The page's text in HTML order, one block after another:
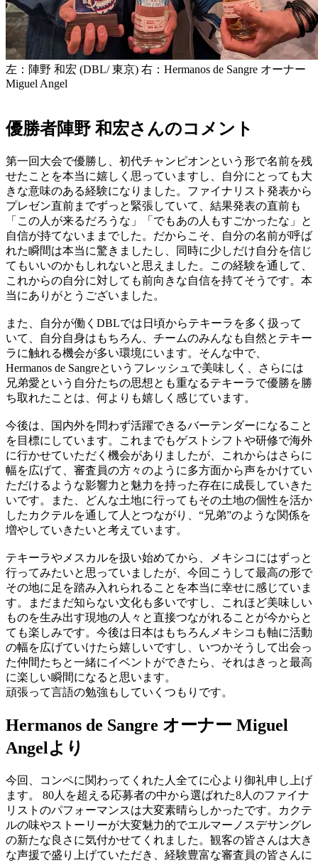
左：陣野 和宏 (DBL/ 東京) 右：Hermanos de Sangre オーナー
Miguel Angel
優勝者陣野 和宏さんのコメント
第一回大会で優勝し、初代チャンピオンという形で名前を残
せたことを本当に嬉しく思っていますし、自分にとっても大
きな意味のある経験になりました。ファイナリスト発表から
プレゼン直前までずっと緊張していて、結果発表の直前も
「この人が来るだろうな」「でもあの人もすごかったな」と
自信が持てないままでした。だからこそ、自分の名前が呼ば
れた瞬間は本当に驚きましたし、同時に少しだけ自分を信じ
てもいいのかもしれないと思えました。この経験を通して、
これからの自分に対しても前向きな自信を持てそうです。本
当にありがとうございました。
また、自分が働くDBLでは日頃からテキーラを多く扱って
いて、自分自身はもちろん、チームのみんなも自然とテキー
ラに触れる機会が多い環境にいます。そんな中で、
Hermanos de Sangreというフレッシュで美味しく、さらには
兄弟愛という自分たちの思想とも重なるテキーラで優勝を勝
ち取れたことは、何よりも嬉しく感じています。
今後は、国内外を問わず活躍できるバーテンダーになること
を目標にしています。これまでもゲストシフトや研修で海外
に行かせていただく機会がありましたが、これからはさらに
幅を広げて、審査員の方々のように多方面から声をかけてい
ただけるような影響力と魅力を持った存在に成長していきた
いです。また、どんな土地に行ってもその土地の個性を活か
したカクテルを通して人とつながり、“兄弟”のような関係を
増やしていきたいと考えています。
テキーラやメスカルを扱い始めてから、メキシコにはずっと
行ってみたいと思っていましたが、今回こうして最高の形で
その地に足を踏み入れられることを本当に幸せに感じていま
す。まだまだ知らない文化も多いですし、これほど美味しい
ものを生み出す現地の人々と直接つながれることが今からと
ても楽しみです。今後は日本はもちろんメキシコも軸に活動
の幅を広げていけたら嬉しいですし、いつかそうして出会っ
た仲間たちと一緒にイベントができたら、それはきっと最高
に楽しい瞬間になると思います。
頑張って言語の勉強もしていくつもりです。
Hermanos de Sangre オーナー Miguel
Angelより
今回、コンペに関わってくれた人全てに心より御礼申し上げ
ます。 80人を超える応募者の中から選ばれた8人のファイナ
リストのパフォーマンスは大変素晴らしかったです。カクテ
ルの味やストーリーが大変魅力的でエルマーノスデサングレ
の新たな良さに気付かせてくれました。観客の皆さんは大き
な声援で盛り上げていただき、経験豊富な審査員の皆さんに